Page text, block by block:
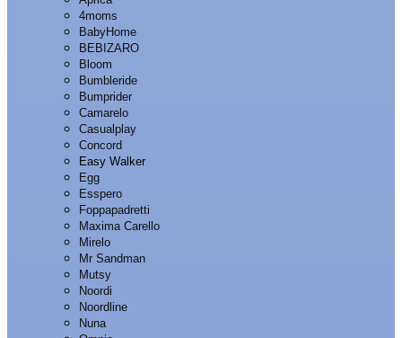
4moms
BabyHome
BEBIZARO
Bloom
Bumbleride
Bumprider
Camarelo
Casualplay
Concord
Easy Walker
Egg
Esspero
Foppapadretti
Maxima Carello
Mirelo
Mr Sandman
Mutsy
Noordi
Noordline
Nuna